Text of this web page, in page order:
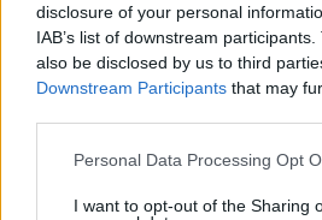
disclosure of your personal
IAB’s list of downstream
also be disclosed by us to third
Downstream Participants that may
Please note that this website/app
not limited to your visit or usage
Personal Data Processing Opt
I want to opt-out of the Sharing